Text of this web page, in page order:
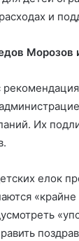
и
Морозов
Их
елок
Украину